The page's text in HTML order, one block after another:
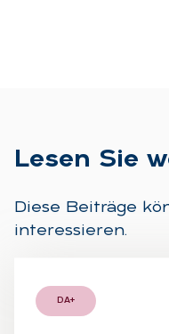
Le­sen Sie
Diese Beiträge
interessieren.
DA+